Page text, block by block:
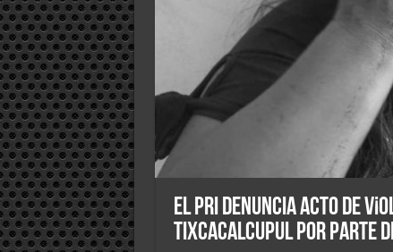
El PRI denuncia acto de
Tixcacalcupul por parte